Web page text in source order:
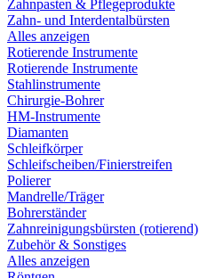
Zahnpasten & Pflegeprodukte
Zahn- und Interdentalbürsten
Alles anzeigen
Rotierende Instrumente
Rotierende Instrumente
Stahlinstrumente
Chirurgie-Bohrer
HM-Instrumente
Diamanten
Schleifkörper
Schleifscheiben/Finierstreifen
Polierer
Mandrelle/Träger
Bohrerständer
Zahnreinigungsbürsten (rotierend)
Zubehör & Sonstiges
Alles anzeigen